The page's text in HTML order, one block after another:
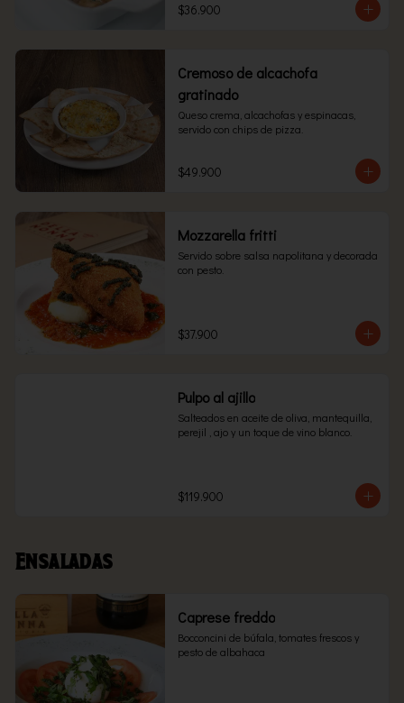
$36.900
Cremoso de alcachofa
gratinado
Queso crema, alcachofas y espinacas,
servido con chips de pizza.
$49.900
Mozzarella fritti
Servido sobre salsa napolitana y decorada
con pesto.
$37.900
Pulpo al ajillo
Salteados en aceite de oliva, mantequilla,
perejil , ajo y un toque de vino blanco.
$119.900
Ensaladas
Caprese freddo
Bocconcini de búfala, tomates frescos y
pesto de albahaca